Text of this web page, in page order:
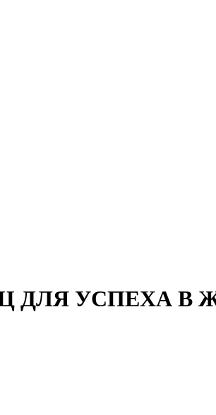
ДЛЯ УСПЕХА В